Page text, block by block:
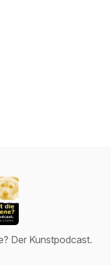
Der Kunstpodcast.